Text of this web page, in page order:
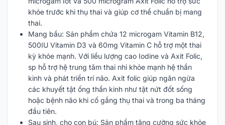
khỏe trước khi thụ thai và giúp cơ thể chuẩn bị mang
thai.
Mang bầu: Sản phẩm chứa 12 microgam Vitamin B12,
500IU Vitamin D3 và 60mg Vitamin C hỗ trợ một thai
kỳ khỏe mạnh. Với liều lượng cao Iodine và Axit Folic,
sp hỗ trợ hệ trung tâm thai nhi khỏe mạnh hệ thần
kinh và phát triển trí não. Axit folic giúp ngăn ngừa
các khuyết tật ống thần kinh như tật nứt đốt sống
hoặc bệnh não khi cố gắng thụ thai và trong ba tháng
đầu tiên.
Sau sinh, cho con bú: Sản phẩm tăng cường sức khỏe